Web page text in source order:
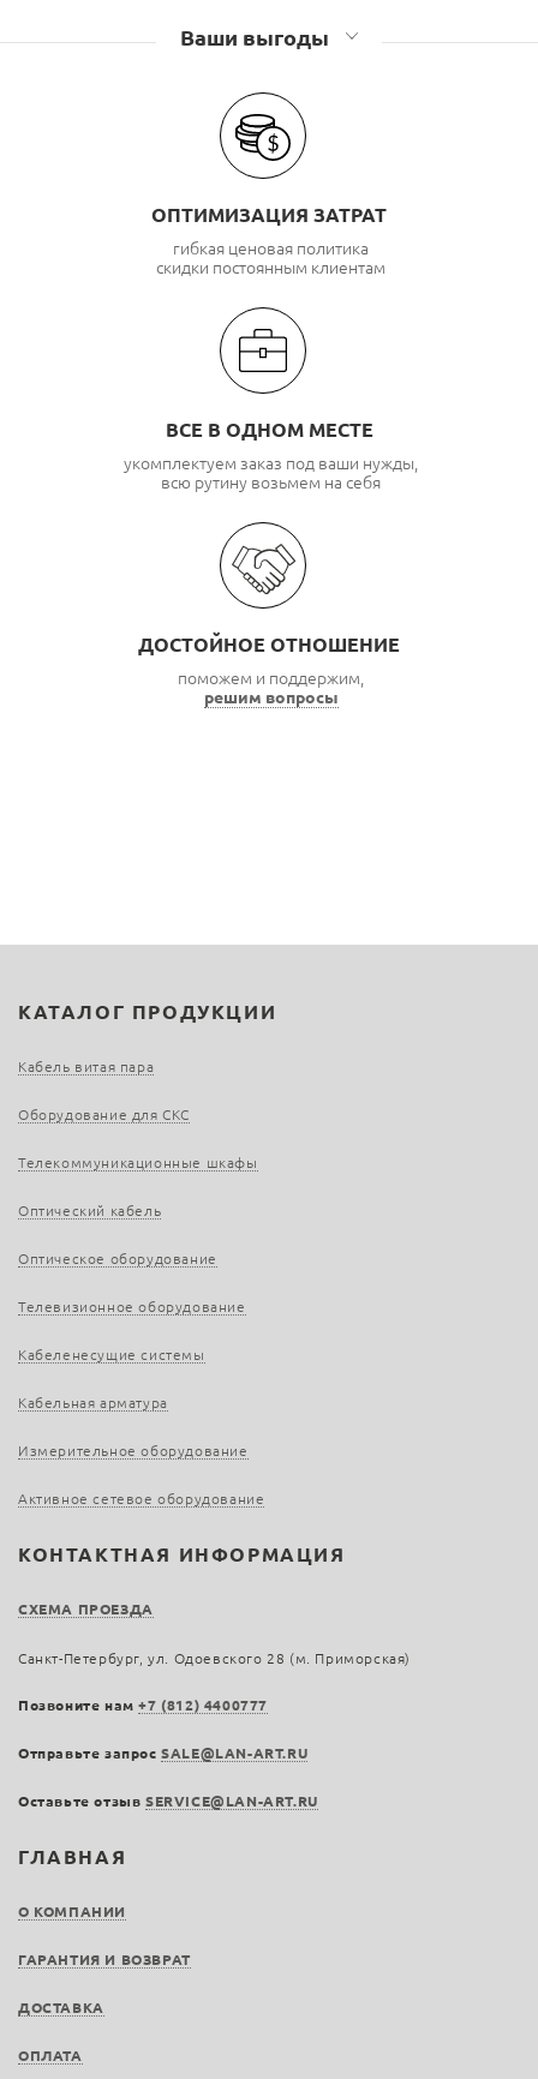
Ваши выгоды
ОПТИМИЗАЦИЯ ЗАТРАТ
гибкая ценовая политика
скидки постоянным клиентам
ВСЕ В ОДНОМ МЕСТЕ
укомплектуем заказ под ваши нужды,
всю рутину возьмем на себя
ДОСТОЙНОЕ ОТНОШЕНИЕ
поможем и поддержим,
решим вопросы
ГЛАВНАЯ
О КОМПАНИИ
ГАРАНТИЯ И ВОЗВРАТ
ДОСТАВКА
ОПЛАТА
КАТАЛОГ ПРОДУКЦИИ
Кабель витая пара
Оборудование для СКС
Телекоммуникационные шкафы
Оптический кабель
Оптическое оборудование
Телевизионное оборудование
Кабеленесущие системы
Кабельная арматура
Измерительное оборудование
Активное сетевое оборудование
КОНТАКТНАЯ ИНФОРМАЦИЯ
СХЕМА ПРОЕЗДА
Санкт-Петербург, ул. Одоевского 28 (м. Приморская)
Позвоните нам+7 (812) 4400777
Отправьте запросSALE@LAN-ART.RU
Оставьте отзыв SERVICE@LAN-ART.RU